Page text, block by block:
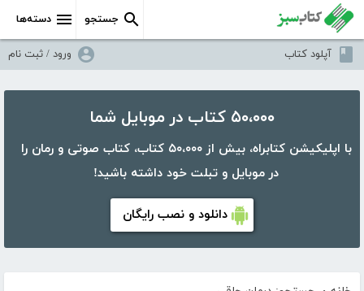
دسته‌ها جستجو
آپلود کتاب ورود / ثبت نام
۵۰،۰۰۰ کتاب در موبایل شما
با اپلیکیشن کتابراه، بیش از ۵۰،۰۰۰ کتاب، کتاب صوتی و رمان را
در موبایل و تبلت خود داشته باشید!
دانلود و نصب رایگان